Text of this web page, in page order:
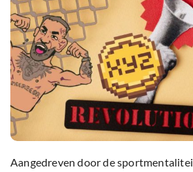
Aangedreven door de